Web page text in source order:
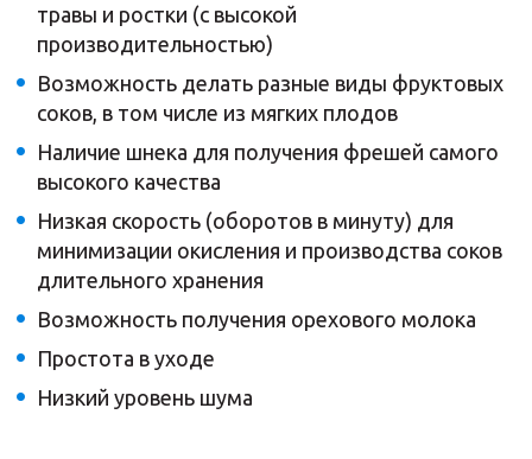
травы и ростки (с высокой
производительностью)
Возможность делать разные виды фруктовых
соков, в том числе из мягких плодов
Наличие шнека для получения фрешей самого
высокого качества
Низкая скорость (оборотов в минуту) для
минимизации окисления и производства соков
длительного хранения
Возможность получения орехового молока
Простота в уходе
Низкий уровень шума